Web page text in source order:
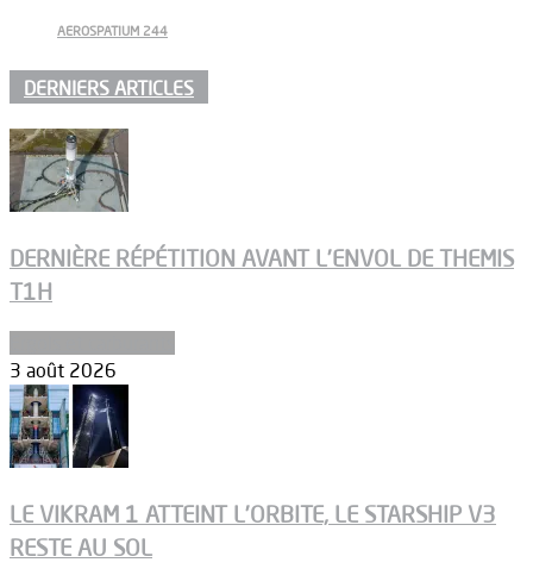
AEROSPATIUM 244
DERNIERS ARTICLES
DERNIÈRE RÉPÉTITION AVANT L’ENVOL DE THEMIS
T1H
3 août 2026
LE VIKRAM 1 ATTEINT L’ORBITE, LE STARSHIP V3
RESTE AU SOL